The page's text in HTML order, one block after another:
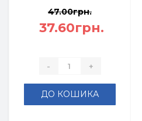
47.00грн.
37.60грн.
- +
ДО КОШИКА